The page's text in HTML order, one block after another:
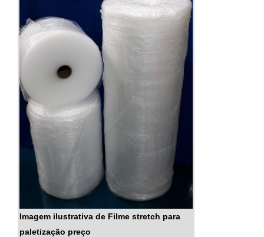
Imagem ilustrativa de Filme stretch para
paletização preço